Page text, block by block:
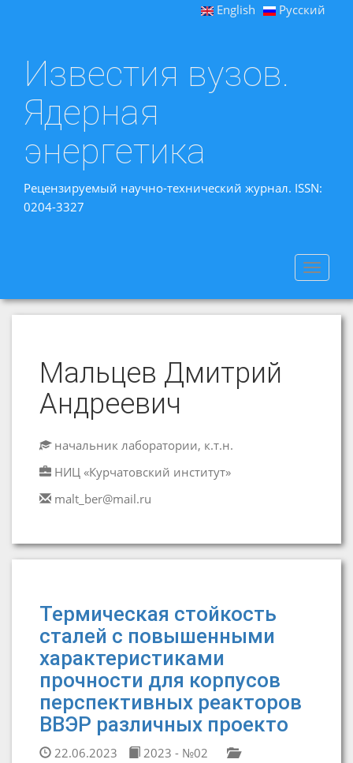
English Русский
Известия вузов.
Ядерная
энергетика
Рецензируемый научно-технический журнал. ISSN:
0204-3327
Toggle
Мальцев Дмитрий
Андреевич
начальник лаборатории, к.т.н.
НИЦ «Курчатовский институт»
malt_ber@mail.ru
Термическая стойкость
сталей с повышенными
характеристиками
прочности для корпусов
перспективных реакторов
ВВЭР различных проекто
22.06.2023
2023 - №02